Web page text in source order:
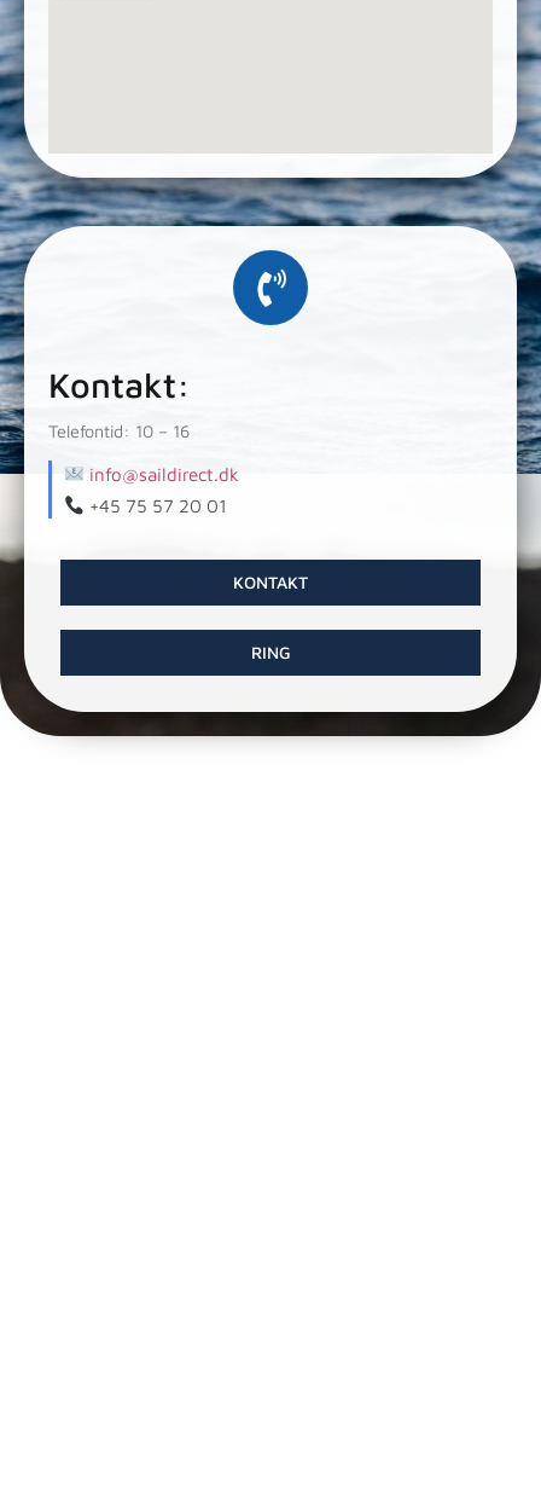
Kontakt:
Telefontid: 10 – 16
info@saildirect.dk
+45 75 57 20 01
KONTAKT
RING